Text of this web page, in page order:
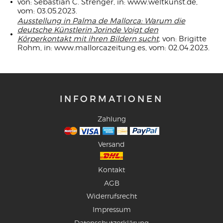
von: Sebastian C. Strenger, in: www.weltkunst.de,
vom: 03.05.2023.
Ausstellung in Palma de Mallorca: Warum die
deutsche Künstlerin Jorinde Voigt den
Körperkontakt mit ihren Bildern sucht, von: Brigitte
Rohm, in: www.mallorcazeitung.es, vom: 02.04.2023.
INFORMATIONEN
Zahlung
Versand
Kontakt
AGB
Widerrufsrecht
Impressum